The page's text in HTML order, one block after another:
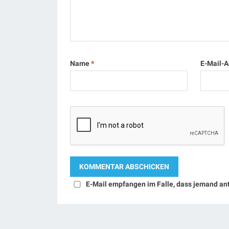
Name* E-Mail-
E-Mail empfangen im Falle, dass jemand